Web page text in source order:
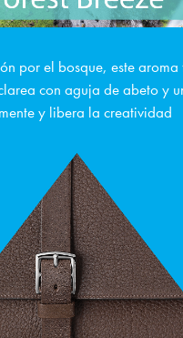
por el bosque, este aroma
con aguja de abeto y
y libera la creatividad